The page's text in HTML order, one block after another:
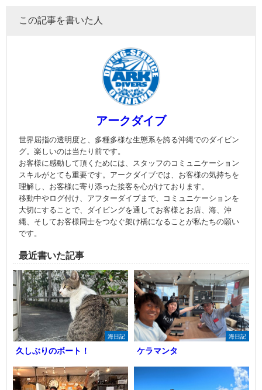
この記事を書いた人
アークダイブ
世界屈指の透明度と、多種多様な生態系を誇る沖縄でのダイビン
グ。楽しいのは当たり前です。
お客様に感動して頂くためには、スタッフのコミュニケーション
スキルがとても重要です。アークダイブでは、お客様の気持ちを
理解し、お客様に寄り添った接客を心がけております。
移動中やログ付け、アフターダイブまで、コミュニケーションを
大切にすることで、ダイビングを通してお客様とお店、海、沖
縄、そしてお客様同士をつなぐ架け橋になることが私たちの願い
です。
最近書いた記事
海日記
久しぶりのボート！
海日記
ケラマンタ